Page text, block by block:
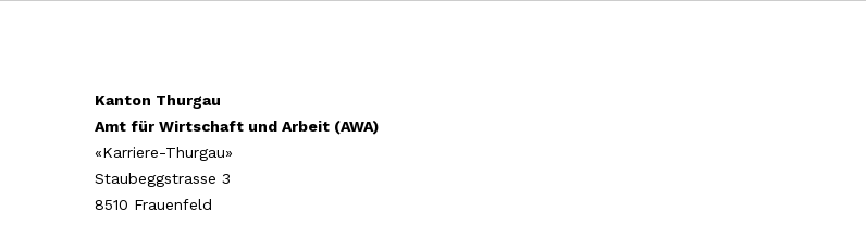
Kanton Thurgau
Amt für Wirtschaft und Arbeit (AWA)
«Karriere-Thurgau»
Staubeggstrasse 3
8510 Frauenfeld